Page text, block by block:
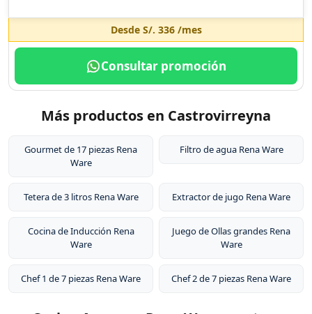
Desde S/. 336/mes
Consultar promoción
Más productos en Castrovirreyna
Gourmet de 17 piezas Rena
Ware
Filtro de agua Rena Ware
Tetera de 3 litros Rena Ware Extractor de jugo Rena Ware
Cocina de Inducción Rena
Ware
Juego de Ollas grandes Rena
Ware
Chef 1 de 7 piezas Rena Ware Chef 2 de 7 piezas Rena Ware